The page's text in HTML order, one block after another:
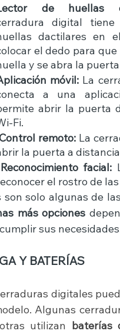
de huellas
digital
dactilares en
el dedo para que
y se abra la
móvil: La
a una
abrir la puerta
Fi.
remoto: La
la puerta a
Reconocimiento facial:
el rostro de
más opciones
sus
Y BATERÍAS
digitales
Algunas
utilizan baterías